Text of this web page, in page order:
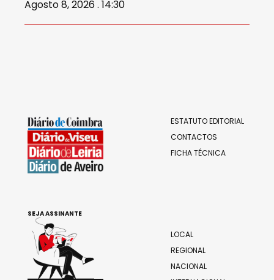
Agosto 8, 2026 . 14:30
ESTATUTO EDITORIAL
CONTACTOS
FICHA TÉCNICA
LOCAL
REGIONAL
NACIONAL
SEJA ASSINANTE